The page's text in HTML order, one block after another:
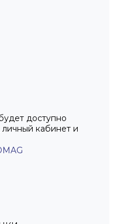
доступно
личный кабинет и